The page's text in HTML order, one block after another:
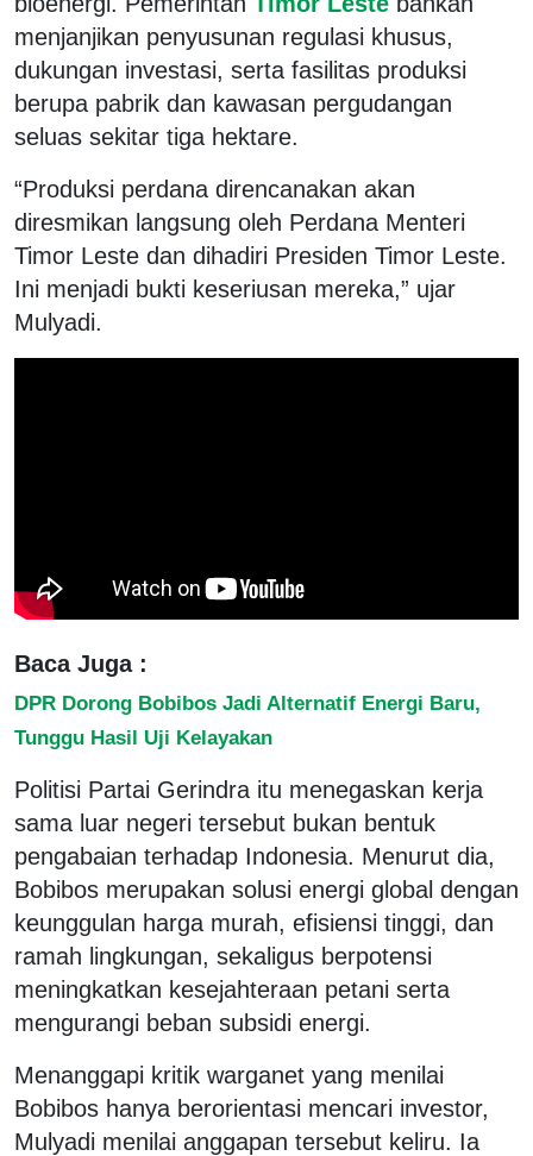
menjanjikan penyusunan regulasi khusus,
dukungan investasi, serta fasilitas produksi
berupa pabrik dan kawasan pergudangan
seluas sekitar tiga hektare.
“Produksi perdana direncanakan akan
diresmikan langsung oleh Perdana Menteri
Timor Leste dan dihadiri Presiden Timor Leste.
Ini menjadi bukti keseriusan mereka,” ujar
Mulyadi.
Baca Juga :
DPR Dorong Bobibos Jadi Alternatif Energi Baru,
Tunggu Hasil Uji Kelayakan
Politisi Partai Gerindra itu menegaskan kerja
sama luar negeri tersebut bukan bentuk
pengabaian terhadap Indonesia. Menurut dia,
Bobibos merupakan solusi energi global dengan
keunggulan harga murah, efisiensi tinggi, dan
ramah lingkungan, sekaligus berpotensi
meningkatkan kesejahteraan petani serta
mengurangi beban subsidi energi.
Menanggapi kritik warganet yang menilai
Bobibos hanya berorientasi mencari investor,
Mulyadi menilai anggapan tersebut keliru. Ia